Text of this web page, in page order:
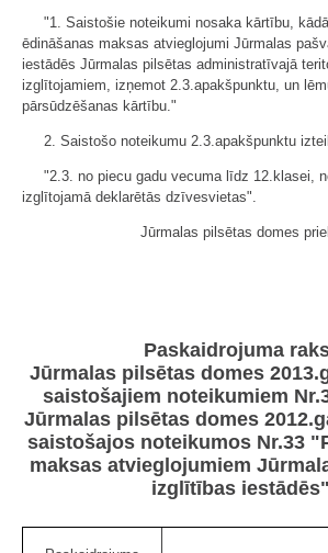
"1. Saistošie noteikumi nosaka kārtību,
ēdināšanas maksas atvieglojumi Jūrmalas
iestādēs Jūrmalas pilsētas administratīvajā
izglītojamiem, izņemot 2.3.apakšpunktu, un
pārsūdzēšanas kārtību."
2. Saistošo noteikumu 2.3.apakšpunktu
"2.3. no piecu gadu vecuma līdz 12.klasei,
izglītojamā deklarētās dzīvesvietas".
Jūrmalas pilsētas domes
Paskaidrojuma
Jūrmalas pilsētas domes
saistošajiem noteikumiem
Jūrmalas pilsētas domes
saistošajos noteikumos Nr.33
maksas atvieglojumiem
izglītības